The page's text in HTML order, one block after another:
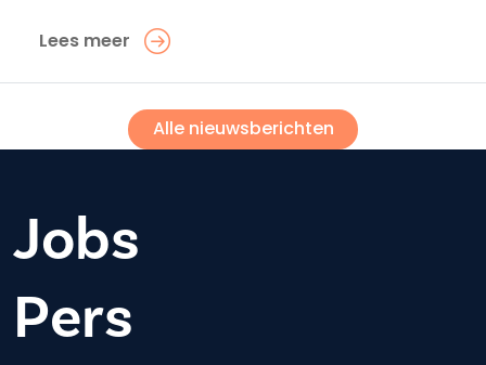
Lees meer
Alle nieuwsberichten
Jobs
Pers